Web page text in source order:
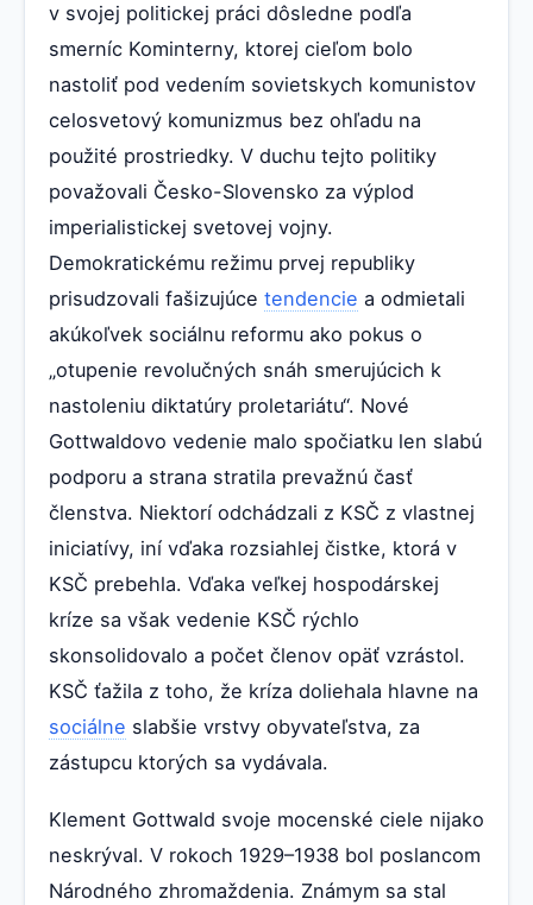
v svojej politickej práci dôsledne podľa
smerníc Kominterny, ktorej cieľom bolo
nastoliť pod vedením sovietskych komunistov
celosvetový komunizmus bez ohľadu na
použité prostriedky. V duchu tejto politiky
považovali Česko-Slovensko za výplod
imperialistickej svetovej vojny.
Demokratickému režimu prvej republiky
prisudzovali fašizujúce tendencie a odmietali
akúkoľvek sociálnu reformu ako pokus o
„otupenie revolučných snáh smerujúcich k
nastoleniu diktatúry proletariátu“. Nové
Gottwaldovo vedenie malo spočiatku len slabú
podporu a strana stratila prevažnú časť
členstva. Niektorí odchádzali z KSČ z vlastnej
iniciatívy, iní vďaka rozsiahlej čistke, ktorá v
KSČ prebehla. Vďaka veľkej hospodárskej
kríze sa však vedenie KSČ rýchlo
skonsolidovalo a počet členov opäť vzrástol.
KSČ ťažila z toho, že kríza doliehala hlavne na
sociálne slabšie vrstvy obyvateľstva, za
zástupcu ktorých sa vydávala.
Klement Gottwald svoje mocenské ciele nijako
neskrýval. V rokoch 1929–1938 bol poslancom
Národného zhromaždenia. Známym sa stal